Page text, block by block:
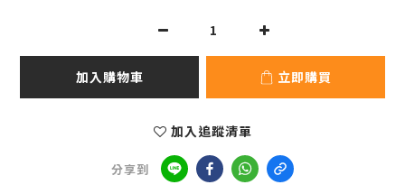
加入購物車 立即購買
加入追蹤清單
分享到